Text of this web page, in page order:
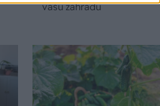
vašu záhradu